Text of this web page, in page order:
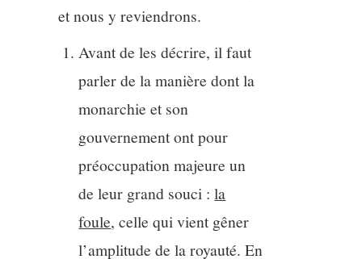
et nous y reviendrons.
Avant de les décrire, il faut
parler de la manière dont la
monarchie et son
gouvernement ont pour
préoccupation majeure un
de leur grand souci :la
foule, celle qui vient gêner
l’amplitude de la royauté. En